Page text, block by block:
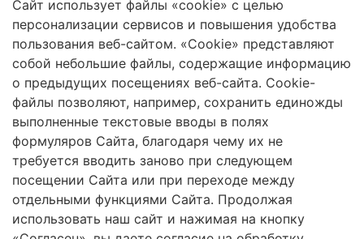
Защита персональных данных
2026 Трансформация экосистем
Череповецкий Государственный Университет
ISSN 2619-0931 Online
Контент доступен под лицензиейCreative Commons Attribution 4.0
License
Сайт использует файлы «cookie» с целью
персонализации сервисов и повышения удобства
пользования веб-сайтом. «Cookie» представляют
собой небольшие файлы, содержащие информацию
о предыдущих посещениях веб-сайта. Cookie-
файлы позволяют, например, сохранить единожды
выполненные текстовые вводы в полях
формуляров Сайта, благодаря чему их не
требуется вводить заново при следующем
посещении Сайта или при переходе между
отдельными функциями Сайта. Продолжая
использовать наш сайт и нажимая на кнопку